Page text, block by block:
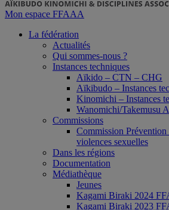
Mon espace FFAAA
La fédération
Actualités
Qui sommes-nous ?
Instances techniques
Aïkido – CTN – CHG
Aïkibudo – Instances
Kinomichi – Instances
Wanomichi/Takemusu
Commissions
Commission
violences sexuelles
Dans les régions
Documentation
Médiathèque
Jeunes
Kagami Biraki 2024
Kagami Biraki 2023